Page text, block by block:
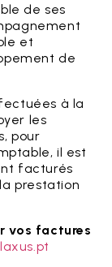
de ses
et
de
à la
les
pour
il est
facturés
prestation
vos factures